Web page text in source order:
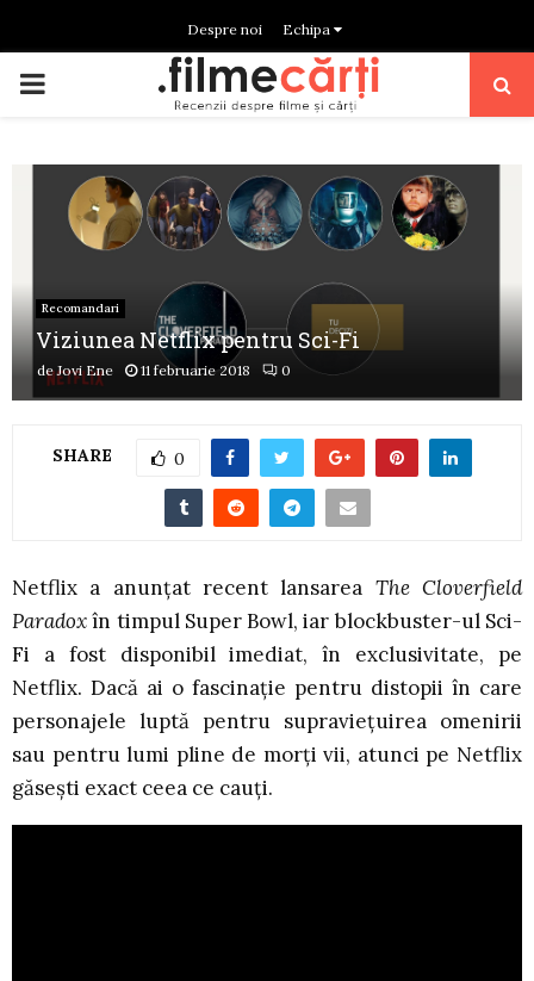
Despre noi Echipa
PRIMARY
Recomandari
Viziunea Netflix pentru Sci-Fi
deJovi Ene 11 februarie 2018 0
SHARE 0
Netflix a anunțat recent lansarea The Cloverfield
Paradoxîn timpul Super Bowl, iar blockbuster-ul Sci-
Fi a fost disponibil imediat, în exclusivitate, pe
Netflix. Dacă ai o fascinație pentru distopii în care
personajele luptă pentru supraviețuirea omenirii
sau pentru lumi pline de morți vii, atunci pe Netflix
găsești exact ceea ce cauți.